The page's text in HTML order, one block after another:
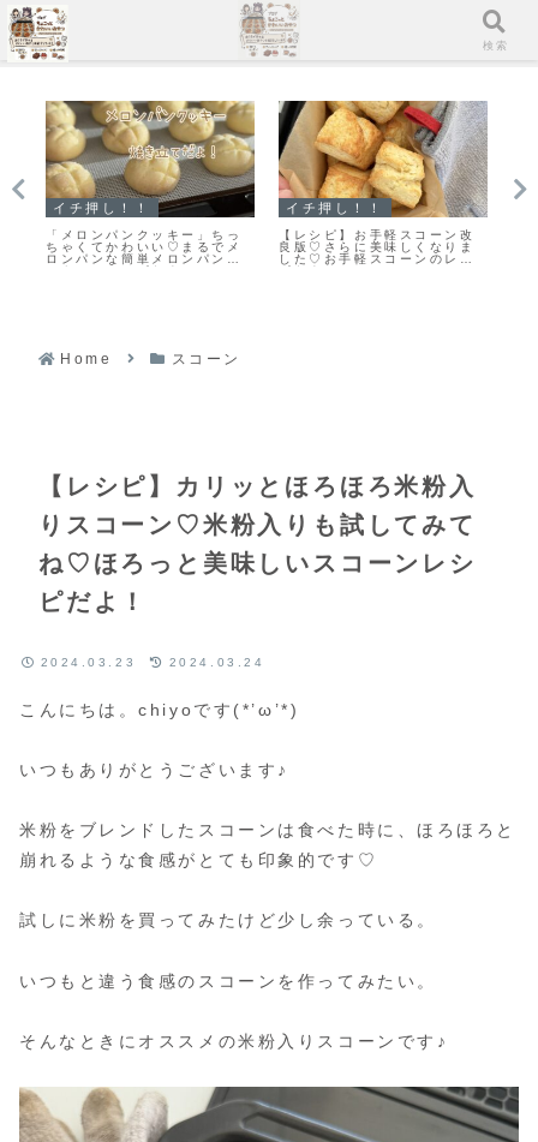
イチ押し！！
「無塩バター」と違いを検
証！クッキーを「有塩バタ
ー」で作ってみました
マフィン
すぐに作れる♥食べられる♥濃
厚ガトーショコラマフィン作
りました！
Home スコーン
【レシピ】カリッとほろほろ米粉入
りスコーン♡米粉入りも試してみて
ね♡ほろっと美味しいスコーンレシ
ピだよ！
2024.03.23 2024.03.24
こんにちは。chiyoです(*’ω’*)
いつもありがとうございます♪
米粉をブレンドしたスコーンは食べた時に、ほろほろと
崩れるような食感がとても印象的です♡
試しに米粉を買ってみたけど少し余っている。
いつもと違う食感のスコーンを作ってみたい。
そんなときにオススメの米粉入りスコーンです♪
メニュー 検索